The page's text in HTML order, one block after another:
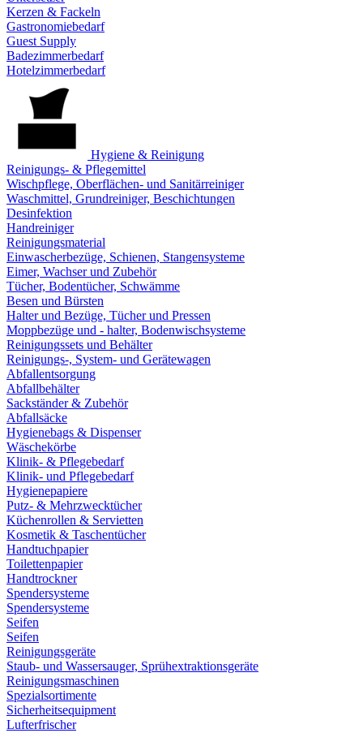
Kerzen & Fackeln
Gastronomiebedarf
Guest Supply
Badezimmerbedarf
Hotelzimmerbedarf
Hygiene & Reinigung
Reinigungs- & Pflegemittel
Wischpflege, Oberflächen- und Sanitärreiniger
Waschmittel, Grundreiniger, Beschichtungen
Desinfektion
Handreiniger
Reinigungsmaterial
Einwascherbezüge, Schienen, Stangensysteme
Eimer, Wachser und Zubehör
Tücher, Bodentücher, Schwämme
Besen und Bürsten
Halter und Bezüge, Tücher und Pressen
Moppbezüge und - halter, Bodenwischsysteme
Reinigungssets und Behälter
Reinigungs-, System- und Gerätewagen
Abfallentsorgung
Abfallbehälter
Sackständer & Zubehör
Abfallsäcke
Hygienebags & Dispenser
Wäschekörbe
Klinik- & Pflegebedarf
Klinik- und Pflegebedarf
Hygienepapiere
Putz- & Mehrzwecktücher
Küchenrollen & Servietten
Kosmetik & Taschentücher
Handtuchpapier
Toilettenpapier
Handtrockner
Spendersysteme
Spendersysteme
Seifen
Seifen
Reinigungsgeräte
Staub- und Wassersauger, Sprühextraktionsgeräte
Reinigungsmaschinen
Spezialsortimente
Sicherheitsequipment
Lufterfrischer